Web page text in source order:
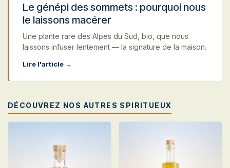
Le génépi des sommets : pourquoi nous
le laissons macérer
Une plante rare des Alpes du Sud, bio, que nous
laissons infuser lentement — la signature de la maison.
Lire l'article →
DÉCOUVREZ NOS AUTRES SPIRITUEUX